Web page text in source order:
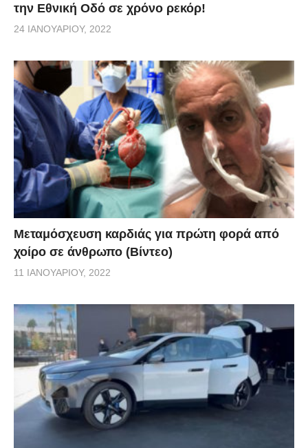
την Εθνική Οδό σε χρόνο ρεκόρ!
24 ΙΑΝΟΥΑΡΊΟΥ, 2022
Μεταμόσχευση καρδιάς για πρώτη φορά από
χοίρο σε άνθρωπο (Βίντεο)
11 ΙΑΝΟΥΑΡΊΟΥ, 2022